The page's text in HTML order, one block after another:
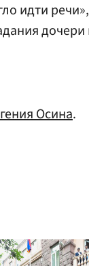
идти
дочери
Осина.